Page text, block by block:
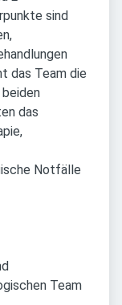
sind
das Team die
das
Notfälle
Team